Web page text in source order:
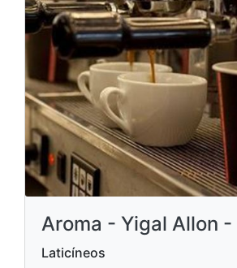
Aroma - Yigal Allon -
Laticíneos